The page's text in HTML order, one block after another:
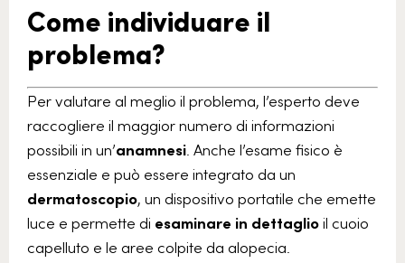
Come individuare il
problema?
Per valutare al meglio il problema, l’esperto deve
raccogliere il maggior numero di informazioni
possibili in un’anamnesi. Anche l’esame fisico è
essenziale e può essere integrato da un
dermatoscopio, un dispositivo portatile che emette
luce e permette di esaminare in dettaglioil cuoio
capelluto e le aree colpite da alopecia.